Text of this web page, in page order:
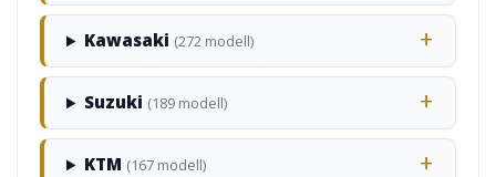
Kawasaki (272 modell)
Suzuki (189 modell)
KTM (167 modell)